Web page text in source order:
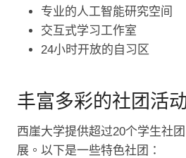
专业的人工智能研究空间
交互式学习工作室
24小时开放的自习区
丰富多彩的社团活
西崖大学提供超过20个学生社
展。以下是一些特色社团：